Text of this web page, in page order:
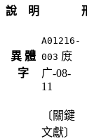
說 明
異 體
字
A01216-
003 庻
广-08-
11
〔關鍵
文獻〕